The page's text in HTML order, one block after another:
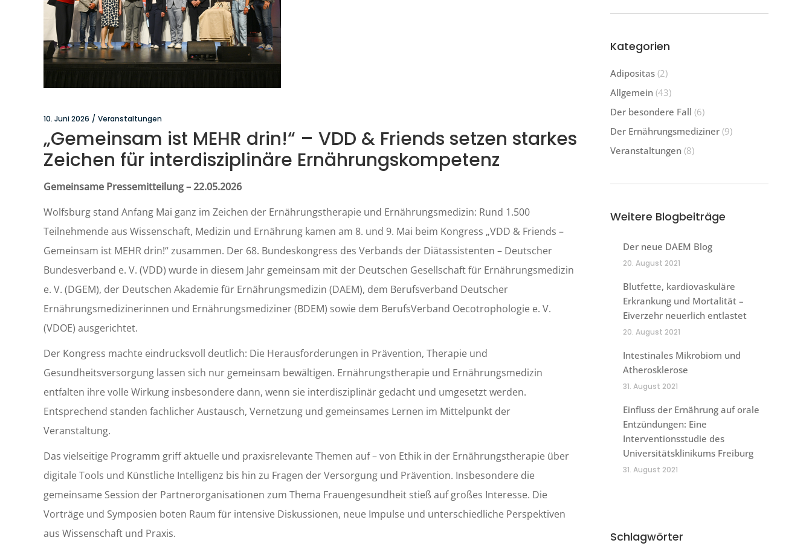
10. Juni 2026 Veranstaltungen
„Gemeinsam ist MEHR drin!“ – VDD & Friends setzen starkes
Zeichen für interdisziplinäre Ernährungskompetenz
Gemeinsame Pressemitteilung – 22.05.2026
Wolfsburg stand Anfang Mai ganz im Zeichen der Ernährungstherapie und Ernährungsmedizin: Rund 1.500
Teilnehmende aus Wissenschaft, Medizin und Ernährung kamen am 8. und 9. Mai beim Kongress „VDD & Friends –
Gemeinsam ist MEHR drin!“ zusammen. Der 68. Bundeskongress des Verbands der Diätassistenten – Deutscher
Bundesverband e. V. (VDD) wurde in diesem Jahr gemeinsam mit der Deutschen Gesellschaft für Ernährungsmedizin
e. V. (DGEM), der Deutschen Akademie für Ernährungsmedizin (DAEM), dem Berufsverband Deutscher
Ernährungsmedizinerinnen und Ernährungsmediziner (BDEM) sowie dem BerufsVerband Oecotrophologie e. V.
(VDOE) ausgerichtet.
Der Kongress machte eindrucksvoll deutlich: Die Herausforderungen in Prävention, Therapie und
Gesundheitsversorgung lassen sich nur gemeinsam bewältigen. Ernährungstherapie und Ernährungsmedizin
entfalten ihre volle Wirkung insbesondere dann, wenn sie interdisziplinär gedacht und umgesetzt werden.
Entsprechend standen fachlicher Austausch, Vernetzung und gemeinsames Lernen im Mittelpunkt der
Veranstaltung.
Das vielseitige Programm griff aktuelle und praxisrelevante Themen auf – von Ethik in der Ernährungstherapie über
digitale Tools und Künstliche Intelligenz bis hin zu Fragen der Versorgung und Prävention. Insbesondere die
gemeinsame Session der Partnerorganisationen zum Thema Frauengesundheit stieß auf großes Interesse. Die
Vorträge und Symposien boten Raum für intensive Diskussionen, neue Impulse und unterschiedliche Perspektiven
aus Wissenschaft und Praxis.
Kategorien
Adipositas(2)
Allgemein(43)
Der besondere Fall (6)
Der Ernährungsmediziner(9)
Veranstaltungen(8)
Weitere Blogbeiträge
Der neue DAEM Blog
20. August 2021
Blutfette, kardiovaskuläre
Erkrankung und Mortalität –
Eiverzehr neuerlich entlastet
20. August 2021
Intestinales Mikrobiom und
Atherosklerose
31. August 2021
Einfluss der Ernährung auf orale
Entzündungen: Eine
Interventionsstudie des
Universitätsklinikums Freiburg
31. August 2021
Schlagwörter